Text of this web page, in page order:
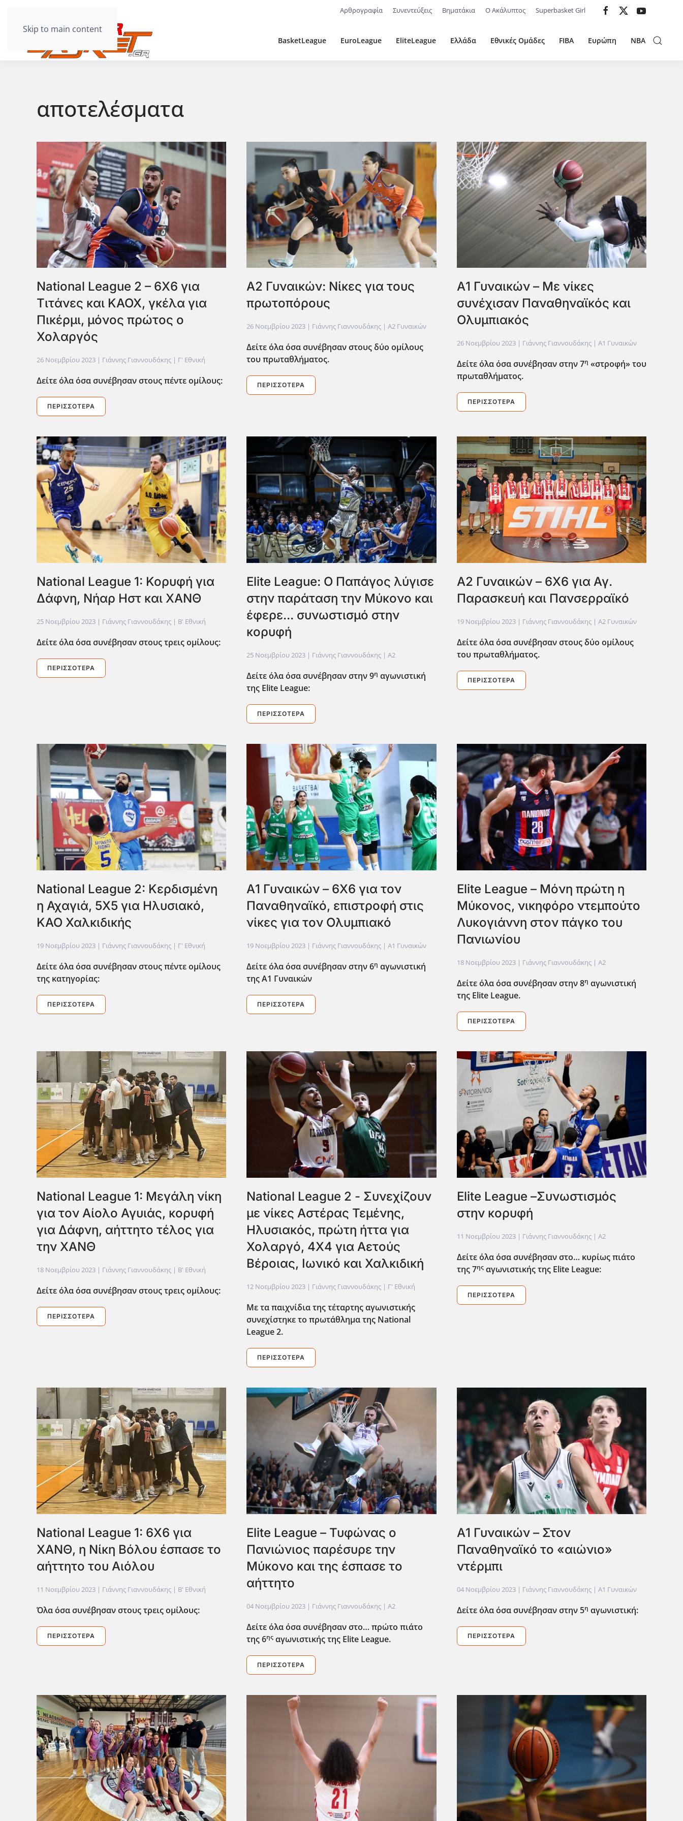
Skip to main content
Αρθρογραφία Συνεντεύξεις Βηματάκια Ο Ακάλυπτος Superbasket Girl
BasketLeague EuroLeague EliteLeague Ελλάδα Εθνικές Ομάδες FIBA Ευρώπη NBA
αποτελέσματα
National League 2 – 6Χ6 για
Τιτάνες και ΚΑΟΧ, γκέλα για
Πικέρμι, μόνος πρώτος ο
Χολαργός
26 Νοεμβρίου 2023 | Γιάννης Γιαννουδάκης | Γ' Εθνική
Δείτε όλα όσα συνέβησαν στους πέντε ομίλους:
ΠΕΡΙΣΣΌΤΕΡΑ
Α2 Γυναικών: Νίκες για τους
πρωτοπόρους
26 Νοεμβρίου 2023 | Γιάννης Γιαννουδάκης |Α2 Γυναικών
Δείτε όλα όσα συνέβησαν στους δύο ομίλους
του πρωταθλήματος.
ΠΕΡΙΣΣΌΤΕΡΑ
Α1 Γυναικών – Με νίκες
συνέχισαν Παναθηναϊκός και
Ολυμπιακός
26 Νοεμβρίου 2023| Γιάννης Γιαννουδάκης | Α1 Γυναικών
Δείτε όλα όσα συνέβησαν στην 7η «στροφή» του
πρωταθλήματος.
ΠΕΡΙΣΣΌΤΕΡΑ
National League 1: Κορυφή για
Δάφνη, Νήαρ Ηστ και ΧΑΝΘ
25 Νοεμβρίου 2023 | Γιάννης Γιαννουδάκης | Β' Εθνική
Δείτε όλα όσα συνέβησαν στους τρεις ομίλους:
ΠΕΡΙΣΣΌΤΕΡΑ
Elite League: Ο Παπάγος λύγισε
στην παράταση την Μύκονο και
έφερε... συνωστισμό στην
κορυφή
25 Νοεμβρίου 2023 | Γιάννης Γιαννουδάκης |A2
Δείτε όλα όσα συνέβησαν στην 9η αγωνιστική
της Elite League:
ΠΕΡΙΣΣΌΤΕΡΑ
Α2 Γυναικών – 6Χ6 για Αγ.
Παρασκευή και Πανσερραϊκό
19 Νοεμβρίου 2023| Γιάννης Γιαννουδάκης | Α2 Γυναικών
Δείτε όλα όσα συνέβησαν στους δύο ομίλους
του πρωταθλήματος.
ΠΕΡΙΣΣΌΤΕΡΑ
National League 2: Κερδισμένη
η Αχαγιά, 5Χ5 για Ηλυσιακό,
ΚΑΟ Χαλκιδικής
19 Νοεμβρίου 2023 | Γιάννης Γιαννουδάκης | Γ' Εθνική
Δείτε όλα όσα συνέβησαν στους πέντε ομίλους
της κατηγορίας:
ΠΕΡΙΣΣΌΤΕΡΑ
Α1 Γυναικών – 6Χ6 για τον
Παναθηναϊκό, επιστροφή στις
νίκες για τον Ολυμπιακό
19 Νοεμβρίου 2023 | Γιάννης Γιαννουδάκης |Α1 Γυναικών
Δείτε όλα όσα συνέβησαν στην 6η αγωνιστική
της Α1 Γυναικών
ΠΕΡΙΣΣΌΤΕΡΑ
Elite League – Μόνη πρώτη η
Μύκονος, νικηφόρο ντεμπούτο
Λυκογιάννη στον πάγκο του
Πανιωνίου
18 Νοεμβρίου 2023| Γιάννης Γιαννουδάκης | A2
Δείτε όλα όσα συνέβησαν στην 8η αγωνιστική
της EliteLeague.
ΠΕΡΙΣΣΌΤΕΡΑ
National League 1: Μεγάλη νίκη
για τον Αίολο Αγυιάς, κορυφή
για Δάφνη, αήττητο τέλος για
την ΧΑΝΘ
18 Νοεμβρίου 2023 | Γιάννης Γιαννουδάκης | Β' Εθνική
Δείτε όλα όσα συνέβησαν στους τρεις ομίλους:
ΠΕΡΙΣΣΌΤΕΡΑ
National League 2 - Συνεχίζουν
με νίκες Αστέρας Τεμένης,
Ηλυσιακός, πρώτη ήττα για
Χολαργό, 4Χ4 για Αετούς
Βέροιας, Ιωνικό και Χαλκιδική
12 Νοεμβρίου 2023 | Γιάννης Γιαννουδάκης | Γ' Εθνική
Με τα παιχνίδια της τέταρτης αγωνιστικής
συνεχίστηκε το πρωτάθλημα της National
League2.
ΠΕΡΙΣΣΌΤΕΡΑ
Elite League –Συνωστισμός
στην κορυφή
11 Νοεμβρίου 2023| Γιάννης Γιαννουδάκης | A2
Δείτε όλα όσα συνέβησαν στο… κυρίως πιάτο
της 7ηςαγωνιστικής της EliteLeague:
ΠΕΡΙΣΣΌΤΕΡΑ
National League 1: 6Χ6 για
ΧΑΝΘ, η Νίκη Βόλου έσπασε το
αήττητο του Αιόλου
11 Νοεμβρίου 2023 | Γιάννης Γιαννουδάκης | Β' Εθνική
Όλα όσα συνέβησαν στους τρεις ομίλους:
ΠΕΡΙΣΣΌΤΕΡΑ
Elite League – Τυφώνας ο
Πανιώνιος παρέσυρε την
Μύκονο και της έσπασε το
αήττητο
04 Νοεμβρίου 2023 | Γιάννης Γιαννουδάκης |A2
Δείτε όλα όσα συνέβησαν στο… πρώτο πιάτο
της 6ης αγωνιστικής της Elite League.
ΠΕΡΙΣΣΌΤΕΡΑ
Α1 Γυναικών – Στον
Παναθηναϊκό το «αιώνιο»
ντέρμπι
04 Νοεμβρίου 2023| Γιάννης Γιαννουδάκης | Α1 Γυναικών
Δείτε όλα όσα συνέβησαν στην 5η αγωνιστική:
ΠΕΡΙΣΣΌΤΕΡΑ